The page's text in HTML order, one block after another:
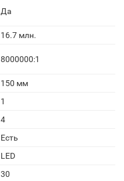
Да
16.7 млн.
8000000:1
150 мм
1
4
Есть
LED
30